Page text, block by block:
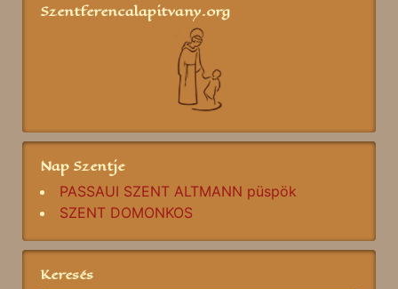
Szentferencalapitvany.org
Nap Szentje
PASSAUI SZENT ALTMANN püspök
SZENT DOMONKOS
Keresés